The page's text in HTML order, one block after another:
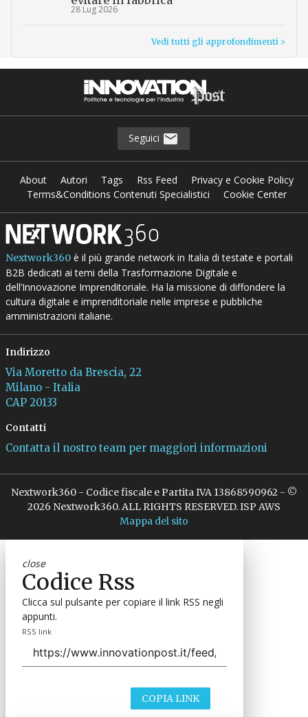
28 Lug 2026
Vedi tutti gli approfondimenti >
Seguici
About Autori Tags Rss Feed
Privacy e Cookie Policy
Terms&Conditions Contenuti Specialistici
Cookie Center
Nextwork360è il più grande network in Italia di testate e portali
B2B dedicati ai temi della Trasformazione Digitale e
dell’Innovazione Imprenditoriale. Ha la missione di diffondere la
cultura digitale e imprenditoriale nelle imprese e pubbliche
amministrazioni italiane.
Indirizzo
Via Moretto da Brescia, 22
Milano - Italia
CAP 20133
Contatti
Contatta il nostro team per maggiori informazioni
Nextwork360 - Codice fiscale e Partita IVA 13868590962 - ©
2026 Nextwork360. ALL RIGHTS RESERVED. ISP AWS
Mappa del sito
close
Codice Rss
Clicca sul pulsante per copiare il link RSS negli
appunti.
RSS link
COPIA LINK